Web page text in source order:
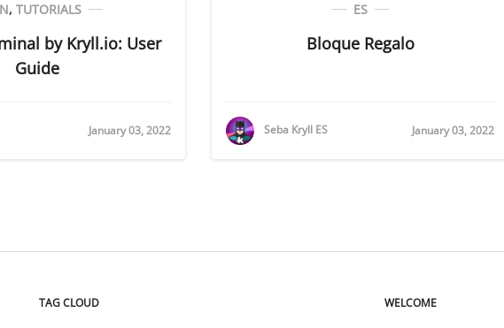
, TUTORIALS
by Kryll.io: User
Guide
January 03, 2022
ES
Bloque Regalo
Seba Kryll ES January 03, 2022
TAG CLOUD WELCOME